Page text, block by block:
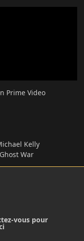
Prime Video
Kelly
War
vous pour